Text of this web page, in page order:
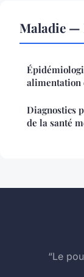
Maladie —
alimentation
Diagnostics
de la santé
“Le